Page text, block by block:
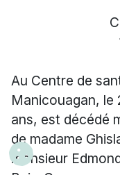
Au Centre de
Manicouagan, le
ans, est décédé
de madame
monsieur